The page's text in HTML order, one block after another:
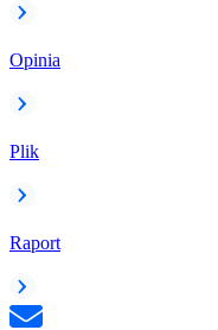
Opinia
Plik
Raport